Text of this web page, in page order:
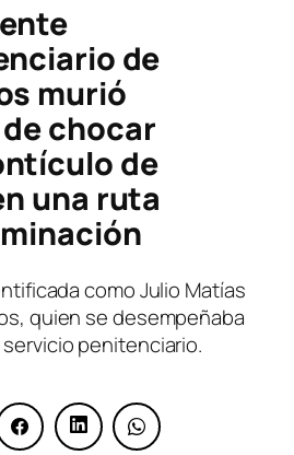
de
murió
chocar
de
una ruta
como Julio Matías
quien se desempeñaba
penitenciario.